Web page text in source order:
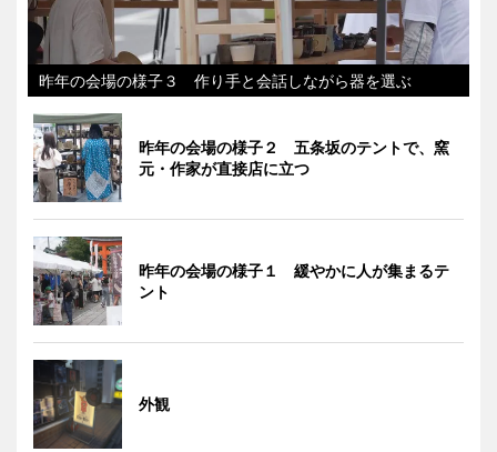
昨年の会場の様子３ 作り手と会話しながら器を選ぶ
昨年の会場の様子２ 五条坂のテントで、窯
元・作家が直接店に立つ
昨年の会場の様子１ 緩やかに人が集まるテ
ント
外観